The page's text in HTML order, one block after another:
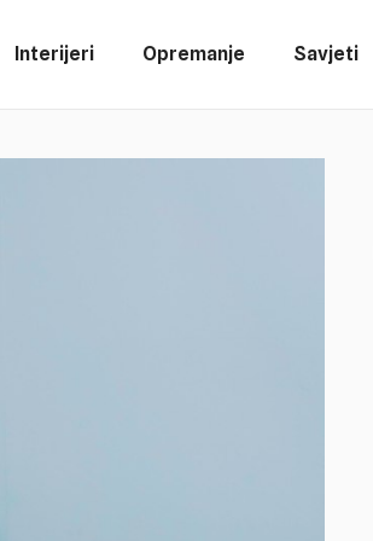
Interijeri Opremanje Savjeti